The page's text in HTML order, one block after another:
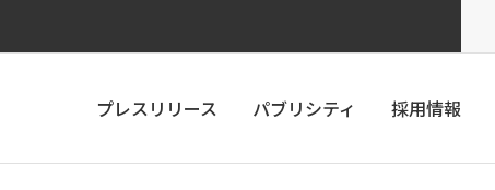
プレスリリース パブリシティ 採用情報